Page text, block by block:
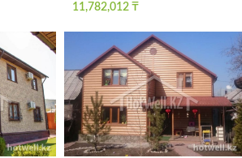
11,782,012 ₸